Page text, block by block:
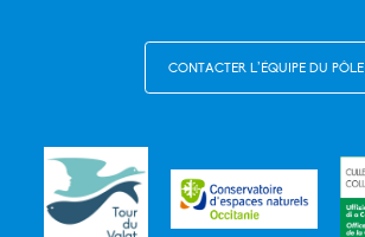
CONTACTER L’ÉQUIPE DU PÔLE